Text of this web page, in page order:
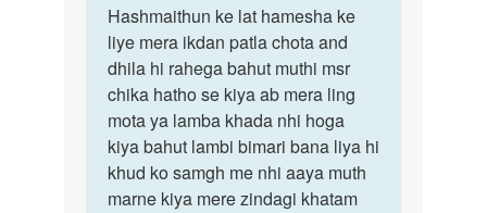
to
mera
lund
khada
nai
hota
by
mahesh
Hashmaithun
ke
lat
hamesha…
Hashmaithun ke lat hamesha ke
liye mera ikdan patla chota and
dhila hi rahega bahut muthi msr
chika hatho se kiya ab mera ling
mota ya lamba khada nhi hoga
kiya bahut lambi bimari bana liya hi
khud ko samgh me nhi aaya muth
marne kiya mere zindagi khatam